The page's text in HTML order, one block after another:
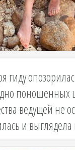
гиду
поношенных
ведущей не
и